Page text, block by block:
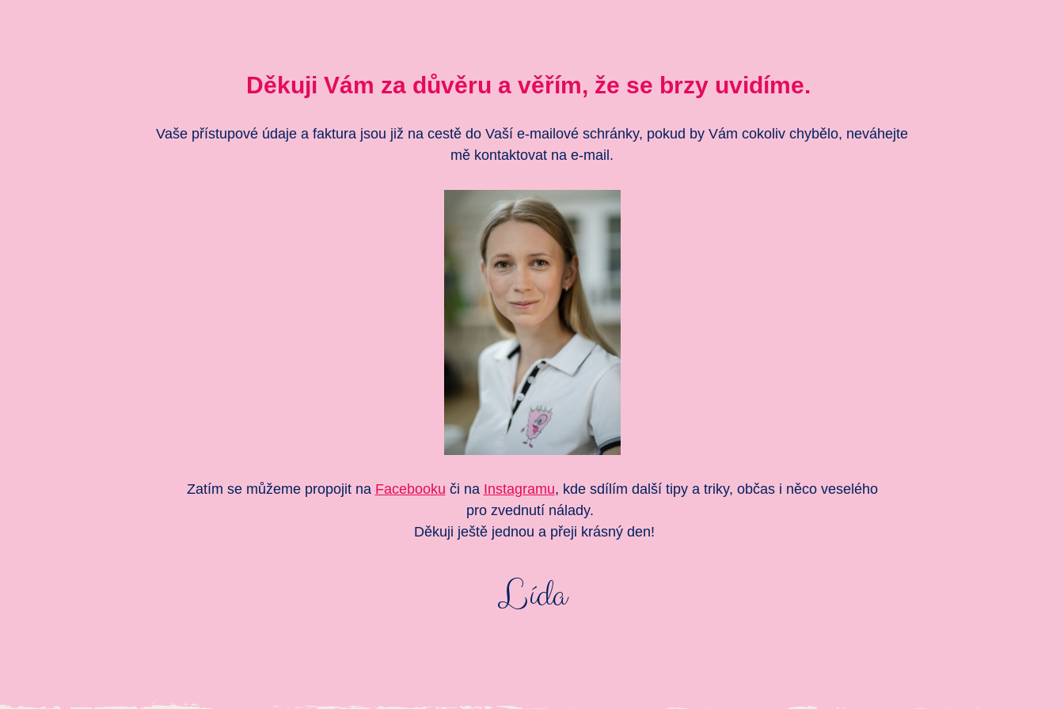
Děkuji Vám za důvěru a věřím, že se brzy uvidíme.
Vaše přístupové údaje a faktura jsou již na cestě do Vaší e-mailové schránky, pokud by Vám cokoliv chybělo, neváhejte
mě kontaktovat na e-mail.
Zatím se můžeme propojit na Facebooku či na Instagramu, kde sdílím další tipy a triky, občas i něco veselého
pro zvednutí nálady.
Děkuji ještě jednou a přeji krásný den!
Lída